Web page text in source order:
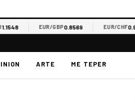
EUR/GBP0.8569 EUR/CHF0.9344
ARTE ME TEPER